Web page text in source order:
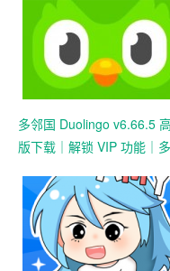
多邻国 Duolingo v6.66.5
版下载｜解锁 VIP 功能｜